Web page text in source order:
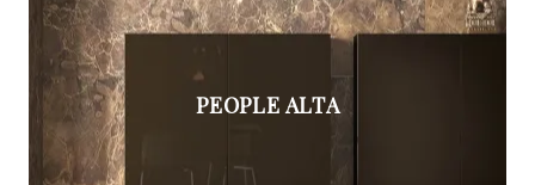
PEOPLE ALTA